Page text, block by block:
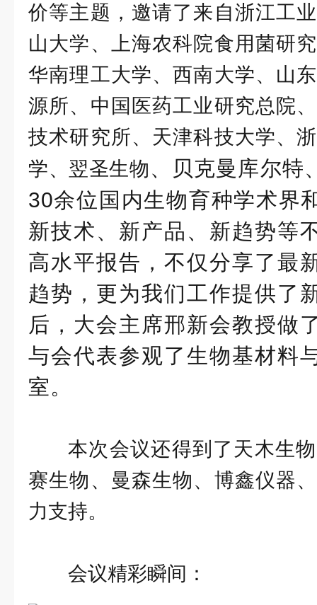
价等主题，邀请了来自浙江工
山大学、上海农科院食用菌研
华南理工大学、西南大学、山
源所、中国医药工业研究总院
技术研究所、天津科技大学、
学、翌圣生物、贝克曼库尔特
30余位国内生物育种学术界
新技术、新产品、新趋势等
高水平报告，不仅分享了最
趋势，更为我们工作提供了
后，大会主席邢新会教授做
与会代表参观了生物基材料
室。
本次会议还得到了天木生
赛生物、曼森生物、博鑫仪器
力支持。
会议精彩瞬间：